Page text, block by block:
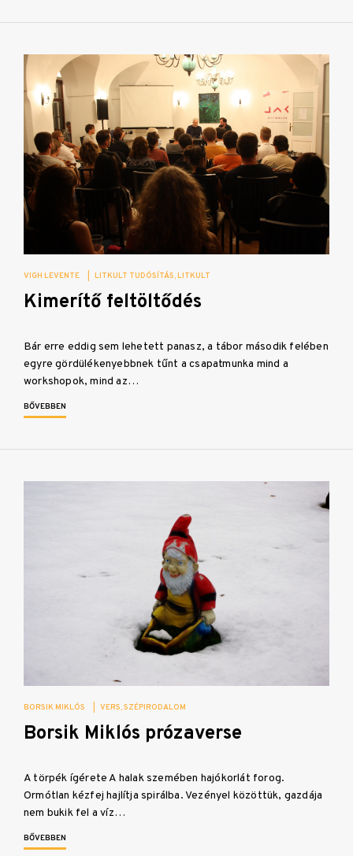
VIGH LEVENTE LITKULT TUDÓSÍTÁS LITKULT
Kimerítő feltöltődés
Bár erre eddig sem lehetett panasz, a tábor második felében
egyre gördülékenyebbnek tűnt a csapatmunka mind a
workshopok, mind az…
BŐVEBBEN
BORSIK MIKLÓS VERS SZÉPIRODALOM
Borsik Miklós prózaverse
A törpék ígérete A halak szemében hajókorlát forog.
Ormótlan kézfej hajlítja spirálba. Vezényel közöttük, gazdája
nem bukik fel a víz…
BŐVEBBEN